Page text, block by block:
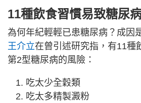
11種飲食習慣易致糖尿
為何年紀輕輕已患糖尿病？成因
王介立在曾引述研究指，有11種
第2型糖尿病的風險：
吃太少全穀類
吃太多精製澱粉